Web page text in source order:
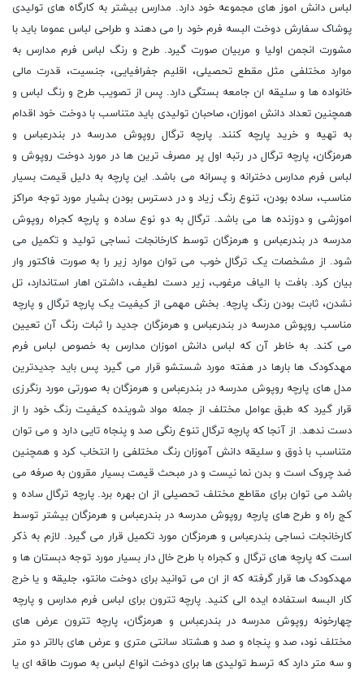
لباس دانش اموز هاى مجموعه خود دارد. مدارس بیشتر به کارگاه هاى تولیدى
پوشاک سفارش دوخت البسه فرم خود را مى دهند و طراحی لباس عموما باید با
مشورت انجمن اولیا و مربیان صورت گیرد. طرح و رنگ لباس فرم مدارس به
موارد مختلفی مثل مقطع تحصیلى، اقلیم جفرافیایی، جنسیت، قدرت مالى
خانواده ها و سلیقه ان جامعه بستگى دارد. پس از تصویب طرح و رنگ لباس و
همچنین تعداد دانش اموزان، صاحبان تولیدی باید متناسب با دوخت خود اقدام
به تهیه و خرید پارچه کنند. پارچه ترگال روپوش مدرسه در بندرعباس و
هرمزگان، پارچه ترگال در رتبه اول پر مصرف ترین ها در مورد دوخت روپوش و
لباس فرم مدارس دخترانه و پسرانه می باشد. این پارچه به دلیل قیمت بسیار
مناسب، ساده بودن، تنوع رنگ زیاد و در دسترس بودن بشیار مورد توجه مراکز
اموزشی و دوزنده ها می باشد. ترگال به دو نوع ساده و پارچه کجراه روپوش
مدرسه در بندرعباس و هرمزگان توسط کارخانجات نساجی تولید و تکمیل می
شود. از مشخصات یک ترگال خوب می توان موارد زیر را به صورت فاکتور وار
بیان کرد. بافت با الیاف مرغوب، زیر دست لطیف، داشتن اهار استاندارد، تل
نشدن، ثابت بودن رنگ پارچه. بخش مهمی از کیفیت یک پارچه ترگال و پارچه
مناسب روپوش مدرسه در بندرعباس و هرمزگان جدید را ثبات رنگ آن تعیین
می کند. به خاطر آن که لباس دانش اموزان مدارس به خصوص لباس فرم
مهدکودک ها بارها در هفته مورد شستشو قرار می گیرد پس باید جدیدترین
مدل های پارچه روپوش مدرسه در بندرعباس و هرمزگان به صورتی مورد رنگرزی
قرار گیرد که طبق عوامل مختلف از جمله مواد شوینده کیفیت رنگ خود را از
دست ندهد. از آنجا که پارچه ترگال تنوع رنگی صد و پنجاه تایی دارد و می توان
متناسب با ذوق و سلیقه دانش آموزان رنگ مختلفی را انتخاب کرد و همچنین
ضد چروک است و بدن نما نیست و در مبحث قیمت بسیار مقرون به صرفه می
باشد می توان برای مقاطع مختلف تحصیلی از ان بهره برد. پارچه ترگال ساده و
کج راه و طرح های پارچه روپوش مدرسه در بندرعباس و هرمزگان بیشتر توسط
کارخانجات نساجی بندرعباس و هرمزگان مورد تکمیل قرار می گیرد. لازم به ذکر
است که پارچه های ترگال و کجراه با طرح خال دار بسیار مورد توجه دبستان ها و
مهدکودک ها قرار گرفته که از ان می توانید برای دوخت مانتو، جلیقه و یا خرج
کار البسه استفاده ایده الی کنید. پارچه تترون براى لباس فرم مدارس و پارچه
چهارخونه روپوش مدرسه در بندرعباس و هرمزگان، پارچه تترون عرض های
مختلف نود، صد و پنجاه و صد و هشتاد سانتی متری و عرض های بالاتر دو متر
و سه متر دارد که ترسط تولیدی ها برای دوخت انواع لباس به صورت طاقه ای یا